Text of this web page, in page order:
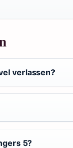
verlassen?
5?